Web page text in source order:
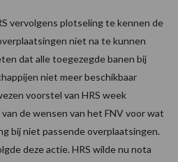
vervolgens plotseling te kennen de
niet na te kunnen
dat alle toegezegde banen bij
niet meer beschikbaar
voorstel van HRS week
de wensen van het FNV voor wat
bij niet passende overplaatsingen.
deze actie. HRS wilde nu nota